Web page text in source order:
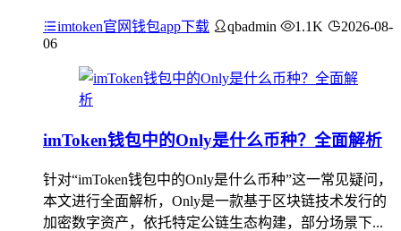
imtoken官网钱包app下载 qbadmin 1.1K
2026-08-
06
imToken钱包中的Only是什么币种？全面解析
针对“imToken钱包中的Only是什么币种”这一常见疑问，
本文进行全面解析，Only是一款基于区块链技术发行的
加密数字资产，依托特定公链生态构建，部分场景下...